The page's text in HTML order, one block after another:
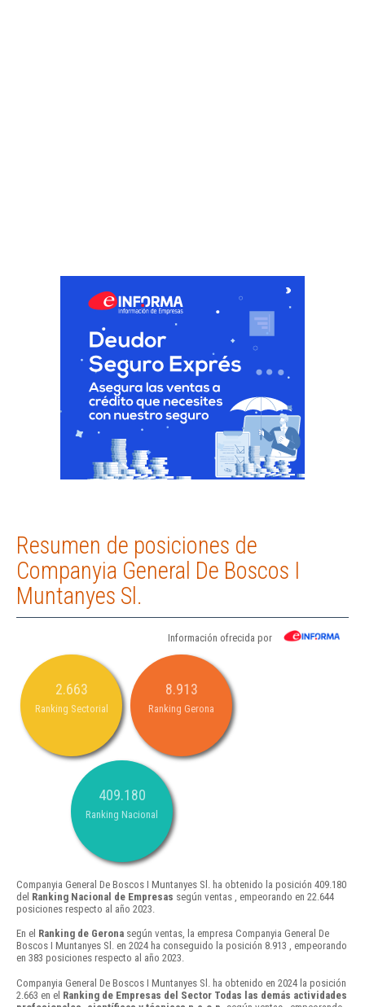
Resumen de posiciones de
Companyia General De Boscos I
Muntanyes Sl.
Información ofrecida por
2.663
Ranking Sectorial
8.913
Ranking Gerona
409.180
Ranking Nacional
Companyia General De Boscos I Muntanyes Sl. ha obtenido la posición 409.180
del Ranking Nacional de Empresas según ventas , empeorando en 22.644
posiciones respecto al año 2023.
En el Ranking de Gerona según ventas, la empresa Companyia General De
Boscos I Muntanyes Sl. en 2024 ha conseguido la posición 8.913 , empeorando
en 383 posiciones respecto al año 2023.
Companyia General De Boscos I Muntanyes Sl. ha obtenido en 2024 la posición
2.663 en el Ranking de Empresas del Sector Todas las demás actividades